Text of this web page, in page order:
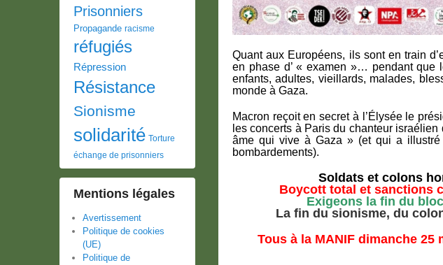
Quant aux Européens, ils sont en train
en phase d’ « examen »… pendant que
enfants, adultes, vieillards, malades,
monde à Gaza.
Macron reçoit en secret à l’Élysée le
les concerts à Paris du chanteur
âme qui vive à Gaza » (et qui a
bombardements).
Soldats et colons
Boycott total et sanctions
Exigeons la fin du
La fin du sionisme, du
Tous à la MANIF dimanche 25
Prisonniers
Propagande racisme
réfugiés
Répression
Résistance
Sionisme
solidarité Torture
échange de prisonniers
Mentions légales
Avertissement
Politique de cookies
(UE)
Politique de